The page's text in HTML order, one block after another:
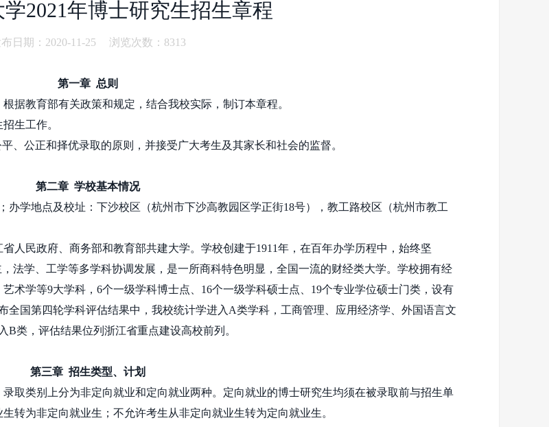
2021年博士研究生招生章程
布日期：2020-11-25 浏览次数： 8313
第一章 总则
据教育部有关政策和规定，结合我校实际，制订本章程。
生工作。
、公正和择优录取的原则，并接受广大考生及其家长和社会的监督。
第二章 学校基本情况
办学地点及校址：下沙校区（杭州市下沙高教园区学正街18号），教工路校区（杭州市教工
人民政府、商务部和教育部共建大学。学校创建于1911年，在百年办学历程中，始终坚
法学、工学等多学科协调发展，是一所商科特色明显，全国一流的财经类大学。学校拥有经
艺术学等9大学科， 6个一级学科博士点、 16个一级学科硕士点、 19个专业学位硕士门类，设有
全国第四轮学科评估结果中，我校统计学进入 A类学科，工商管理、应用经济学、外国语言文
B类，评估结果位列浙江省重点建设高校前列。
第三章 招生类型、计划
取类别上分为非定向就业和定向就业两种。定向就业的博士研究生均须在被录取前与招生单
转为非定向就业生；不允许考生从非定向就业生转为定向就业生。